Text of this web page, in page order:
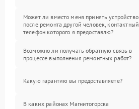
Может ли вместо меня принять устройство
после ремонта другой человек, контактный
телефон которого я предоставлю?
Возможно ли получать обратную связь в
процессе выполнения ремонтных работ?
Какую гарантию вы предоставляете?
В каких районах Магнитогорска